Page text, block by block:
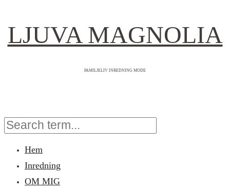
LJUVA MAGNOLIA
FAMILJELIV INREDNING MODE
Hem
Inredning
OM MIG